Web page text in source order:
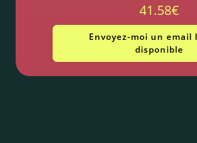
41.58€
Envoyez-moi un email
disponible